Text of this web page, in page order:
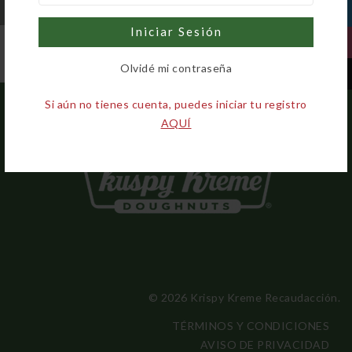
Iniciar Sesión
Olvidé mi contraseña
Si aún no tienes cuenta, puedes iniciar tu registro
AQUÍ
© 2026 Krispy Kreme Recaudacción.
TÉRMINOS Y CONDICIONES
AVISO DE PRIVACIDAD